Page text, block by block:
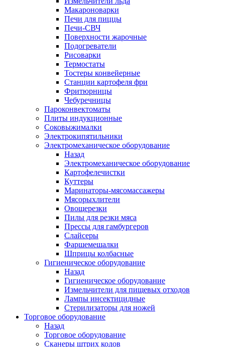
Макароноварки
Печи для пиццы
Печи-СВЧ
Поверхности жарочные
Подогреватели
Рисоварки
Термостаты
Тостеры конвейерные
Станции картофеля фри
Фритюрницы
Чебуречницы
Пароконвектоматы
Плиты индукционные
Соковыжималки
Электрокипятильники
Электромеханическое оборудование
Назад
Электромеханическое оборудование
Картофелечистки
Куттеры
Маринаторы-мясомассажеры
Мясорыхлители
Овощерезки
Пилы для резки мяса
Прессы для гамбургеров
Слайсеры
Фаршемешалки
Шприцы колбасные
Гигиеническое оборудование
Назад
Гигиеническое оборудование
Измельчители для пищевых отходов
Лампы инсектицидные
Стерилизаторы для ножей
Торговое оборудование
Назад
Торговое оборудование
Сканеры штрих кодов